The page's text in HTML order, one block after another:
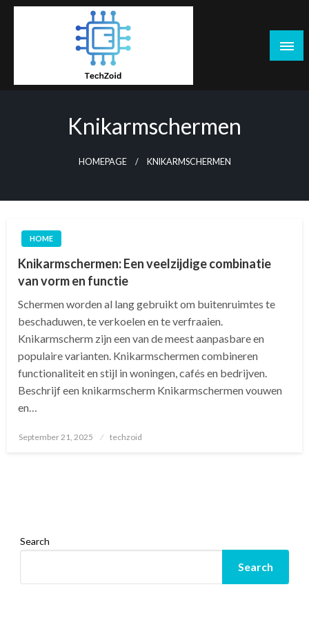
Skip
Knikarmschermen
HOMEPAGE KNIKARMSCHERMEN
HOME
Knikarmschermen: Een veelzijdige combinatie
van vorm en functie
Schermen worden al lang gebruikt om buitenruimtes te
beschaduwen, te verkoelen en te verfraaien.
Knikarmscherm zijn een van de meest aanpasbare en
populaire varianten. Knikarmschermen combineren
functionaliteit en stijl in woningen, cafés en bedrijven.
Beschrijf een knikarmscherm Knikarmschermen vouwen
en…
Posted
September 21, 2025 techzoid
Search
Search